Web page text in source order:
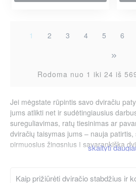
1 2 3 4 5 6
Rodoma nuo 1 iki 24 iš
Jei mėgstate rūpintis savo dviračiu
jums atlikti net ir sudėtingiausius
sureguliavimas, ratų tiesinimas ar
dviračių taisymas jums – nauja
pirmuosius žingsnius į savarankišką
sutaupant laiko ir išlaidų profesionaliam
Pagrindinės dviračių
Kaip prižiūrėti dviračio stabdžius ir